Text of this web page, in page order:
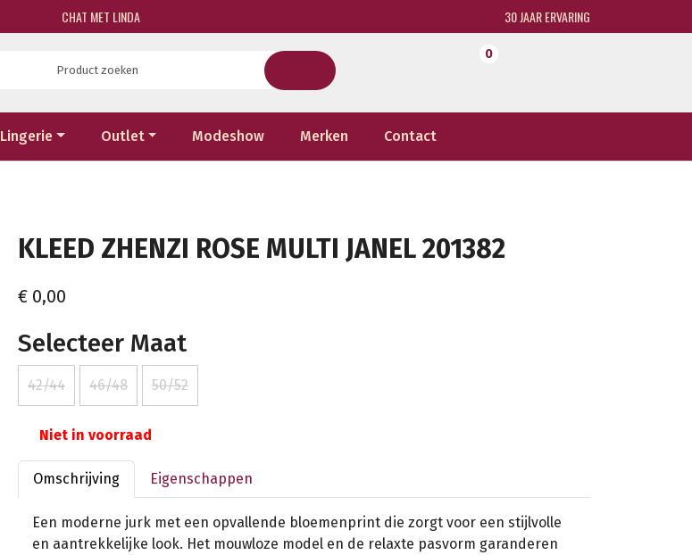
CHAT MET LINDA 30 JAAR ERVARING
0
Lingerie Outlet Modeshow Merken Contact
KLEED ZHENZI ROSE MULTI JANEL 201382
€ 0,00
Selecteer Maat
42/44 46/48 50/52
Niet in voorraad
Omschrijving Eigenschappen
Een moderne jurk met een opvallende bloemenprint die zorgt voor een stijlvolle
en aantrekkelijke look. Het mouwloze model en de relaxte pasvorm garanderen